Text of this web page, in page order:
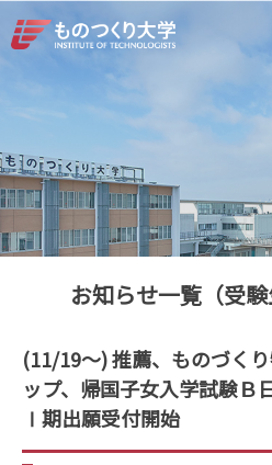
お知らせ一覧（受
(11/19～) 推薦、ものづく
ップ、帰国子女入学試験Ｂ
Ⅰ期出願受付開始